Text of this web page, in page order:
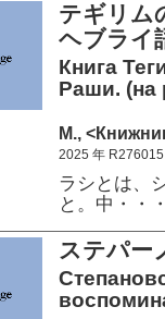
テギリム
ヘブラ
Книга
Раши. (на
М.,
2025 年 R276015
ラシとは、
と。中・・
ステパ